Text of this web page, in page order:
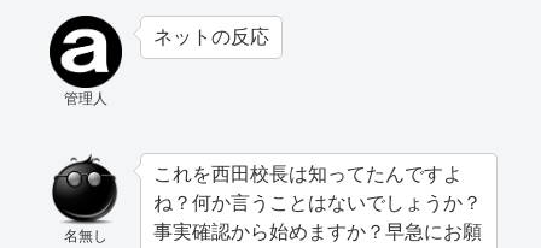
管理人
ネットの反応
名無し
これを西田校長は知ってたんですよ
ね？何か言うことはないでしょうか？
事実確認から始めますか？早急にお願